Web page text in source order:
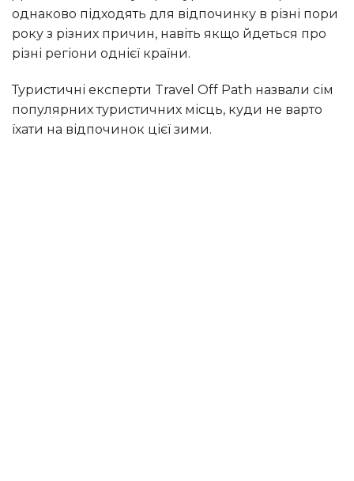
однаково підходять для відпочинку в різні пори
року з різних причин, навіть якщо йдеться про
різні регіони однієї країни.
Туристичні експерти Travel Off Path назвали сім
популярних туристичних місць, куди не варто
їхати на відпочинок цієї зими.